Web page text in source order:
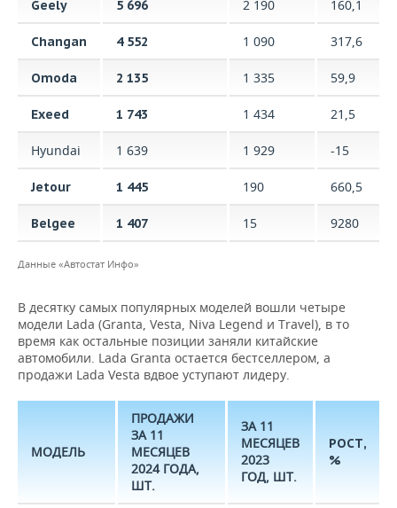
Geely 5 696 2 190 160,1
Changan 4 552 1 090 317,6
Omoda 2 135 1 335 59,9
Exeed 1 743 1 434 21,5
Hyundai 1 639 1 929 -15
Jetour 1 445 190 660,5
Belgee 1 407 15 9280
Данные «Автостат Инфо»
В десятку самых популярных моделей вошли четыре
модели Lada (Granta, Vesta, Niva Legend и Travel), в то
время как остальные позиции заняли китайские
автомобили. Lada Granta остается бестселлером, а
продажи Lada Vesta вдвое уступают лидеру.
МОДЕЛЬ
ПРОДАЖИ
ЗА 11
МЕСЯЦЕВ
2024 ГОДА,
ШТ.
ЗА 11
МЕСЯЦЕВ
2023
ГОД, ШТ.
РОСТ,
%